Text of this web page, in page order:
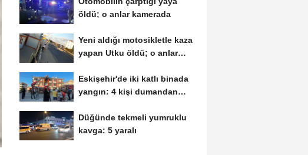
öldü; o anlar kamerada
Yeni aldığı motosikletle kaza
yapan Utku öldü; o anlar
Eskişehir'de iki katlı binada
yangın: 4 kişi dumandan
Düğünde tekmeli yumruklu
kavga: 5 yaralı